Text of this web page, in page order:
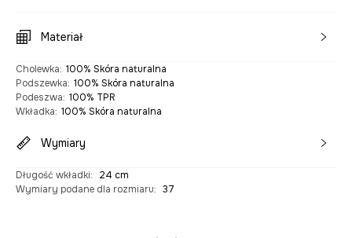
Materiał
Cholewka: 100% Skóra naturalna
Podszewka: 100% Skóra naturalna
Podeszwa: 100% TPR
Wkładka: 100% Skóra naturalna
Wymiary
Długość wkładki:
24 cm
Wymiary podane dla rozmiaru: 37